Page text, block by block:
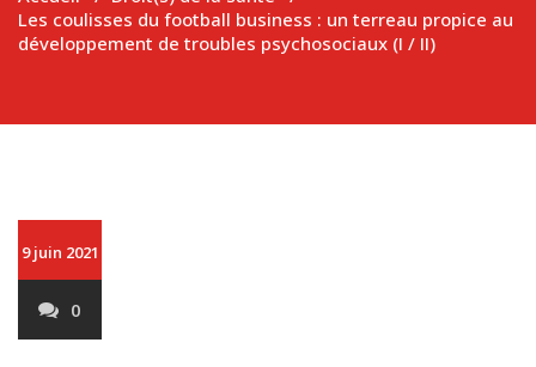
Les coulisses du football business : un terreau propice au
développement de troubles psychosociaux (I / II)
9 juin 2021
0